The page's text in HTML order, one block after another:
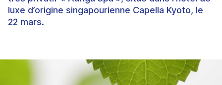
luxe d’origine singapourienne Capella Kyoto, le
22 mars.